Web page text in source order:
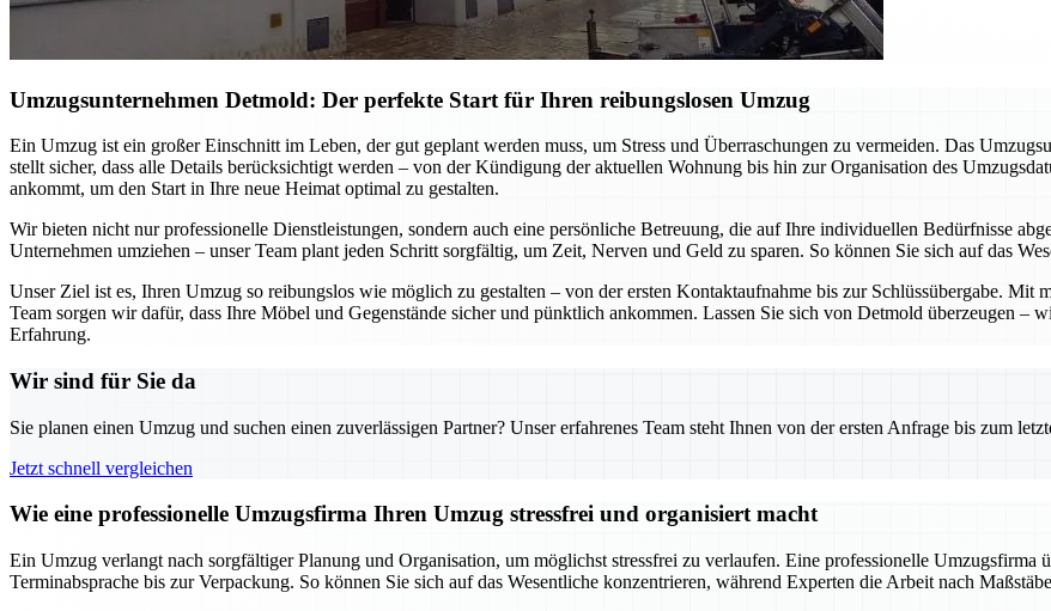
Umzugsunternehmen Detmold: Der perfekte Start für Ihren reibungslosen Umzug
Ein Umzug ist ein großer Einschnitt im Leben, der gut geplant werden muss, um Stress und Überraschungen zu vermeiden. Das
stellt sicher, dass alle Details berücksichtigt werden – von der Kündigung der aktuellen Wohnung bis hin zur Organisation des
ankommt, um den Start in Ihre neue Heimat optimal zu gestalten.
Wir bieten nicht nur professionelle Dienstleistungen, sondern auch eine persönliche Betreuung, die auf Ihre individuellen Bedürfnisse
Unternehmen umziehen – unser Team plant jeden Schritt sorgfältig, um Zeit, Nerven und Geld zu sparen. So können Sie sich auf das
Unser Ziel ist es, Ihren Umzug so reibungslos wie möglich zu gestalten – von der ersten Kontaktaufnahme bis zur Schlüssübergabe. Mit
Team sorgen wir dafür, dass Ihre Möbel und Gegenstände sicher und pünktlich ankommen. Lassen Sie sich von Detmold überzeugen –
Erfahrung.
Wir sind für Sie da
Sie planen einen Umzug und suchen einen zuverlässigen Partner? Unser erfahrenes Team steht Ihnen von der ersten Anfrage bis zum
Jetzt schnell vergleichen
Wie eine professionelle Umzugsfirma Ihren Umzug stressfrei und organisiert macht
Ein Umzug verlangt nach sorgfältiger Planung und Organisation, um möglichst stressfrei zu verlaufen. Eine professionelle Umzugsfirma
Terminabsprache bis zur Verpackung. So können Sie sich auf das Wesentliche konzentrieren, während Experten die Arbeit nach